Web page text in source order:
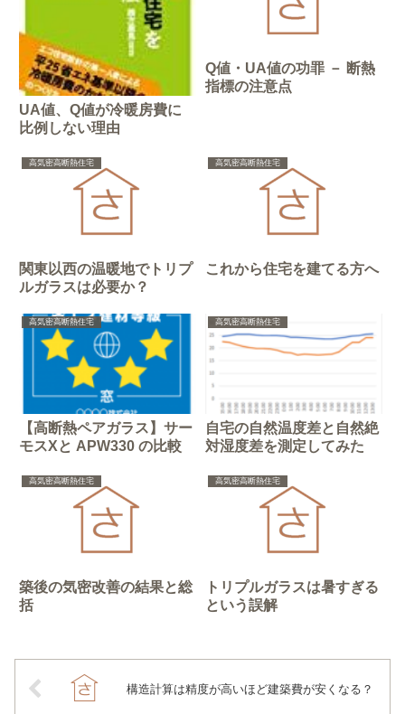
UA値、Q値が冷暖房費に
比例しない理由
Q値・UA値の功罪 － 断熱
指標の注意点
高気密高断熱住宅
関東以西の温暖地でトリプ
ルガラスは必要か？
高気密高断熱住宅
これから住宅を建てる方へ
高気密高断熱住宅
【高断熱ペアガラス】サー
モスXと APW330 の比較
高気密高断熱住宅
自宅の自然温度差と自然絶
対湿度差を測定してみた
高気密高断熱住宅
築後の気密改善の結果と総
括
高気密高断熱住宅
トリプルガラスは暑すぎる
という誤解
構造計算は精度が高いほど建築費が安くなる？